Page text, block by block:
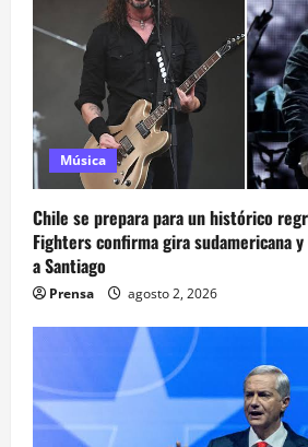
Música
Chile se prepara para un histórico
Fighters confirma gira sudamericana
a Santiago
Prensa agosto 2, 2026